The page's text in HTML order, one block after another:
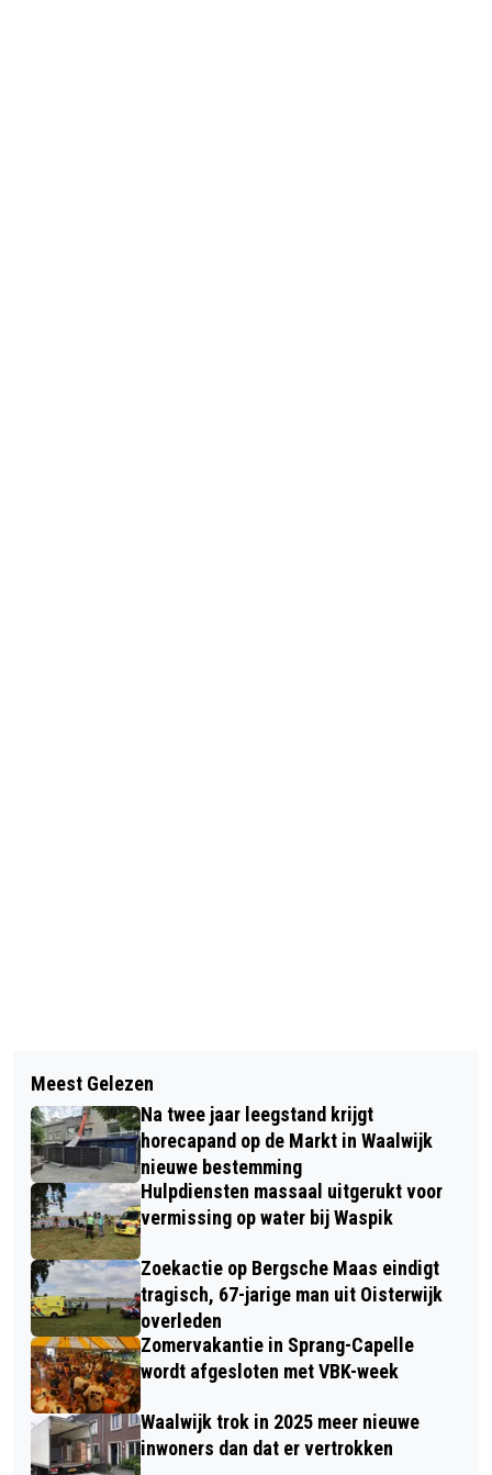
EERSTE EFTELING-PODCASTSERIE
TER ERE VAN 74-JARIG JUBILEUM
OUDERS WELKOM BIJ THEATERAVOND
‘GOED GENOEG’ OVER PRESTATIEDRUK
ONDER TIENERS
Meest Gelezen
Na twee jaar leegstand krijgt
horecapand op de Markt in Waalwijk
nieuwe bestemming
Hulpdiensten massaal uitgerukt voor
vermissing op water bij Waspik
Zoekactie op Bergsche Maas eindigt
tragisch, 67-jarige man uit Oisterwijk
overleden
Zomervakantie in Sprang-Capelle
wordt afgesloten met VBK-week
Waalwijk trok in 2025 meer nieuwe
inwoners dan dat er vertrokken